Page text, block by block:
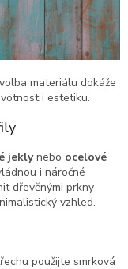
materiálu dokáže
i estetiku.
jeklynebo ocelové
i náročné
dřevěnými prkny
vzhled.
použijte smrková